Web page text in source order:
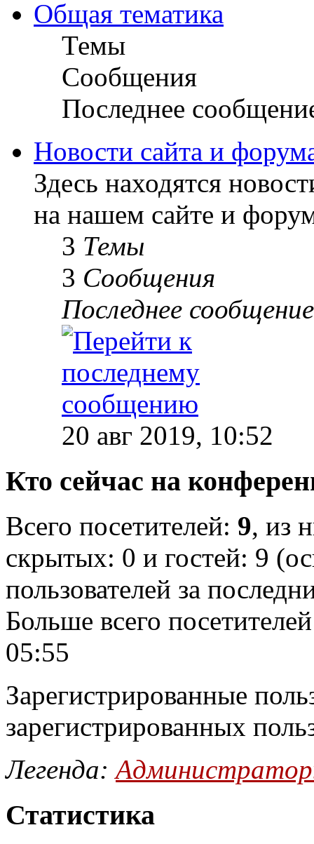
Общая тематика
Темы
Сообщения
Последнее
Новости сайта и
Здесь находятся
на нашем сайте и
3 Темы
3 Сообщения
Последнее сообщение
20 авг 2019, 10:52
Кто сейчас на
Всего посетителей: 9, из
скрытых: 0 и гостей: 9
пользователей за
Больше всего
05:55
Зарегистрированные
зарегистрированных
Легенда:
Статистика